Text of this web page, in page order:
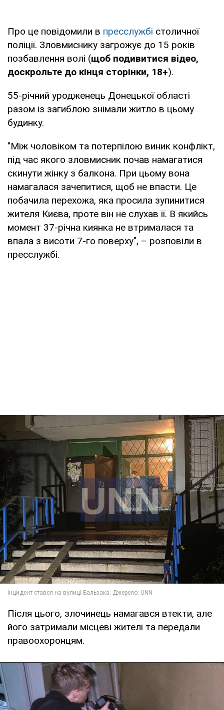
Про це повідомили в пресслужбі столичної
поліції. Зловмиснику загрожує до 15 років
позбавлення волі (щоб подивитися відео,
доскрольте до кінця сторінки, 18+).
55-річний уродженець Донецької області
разом із загиблою знімали житло в цьому
будинку.
"Між чоловіком та потерпілою виник конфлікт,
під час якого зловмисник почав намагатися
скинути жінку з балкона. При цьому вона
намагалася зачепитися, щоб не впасти. Це
побачила перехожа, яка просила зупинитися
жителя Києва, проте він не слухав її. В якийсь
момент 37-річна киянка не втрималася та
впала з висоти 7-го поверху", – розповіли в
пресслужбі.
Після цього, злочинець намагався втекти, але
його затримали місцеві жителі та передали
правоохоронцям.